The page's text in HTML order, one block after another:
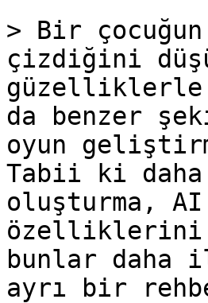
> Bir
çizdiğini
güzelliklerle
da benzer
oyun
Tabii ki
oluşturma,
özelliklerini
bunlar daha
ayrı bir